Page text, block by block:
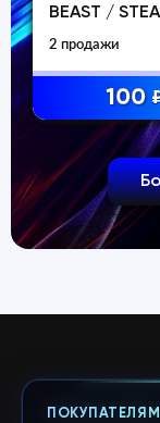
BEAST /
2 продажи
100
ПОКУПАТЕЛЯМ